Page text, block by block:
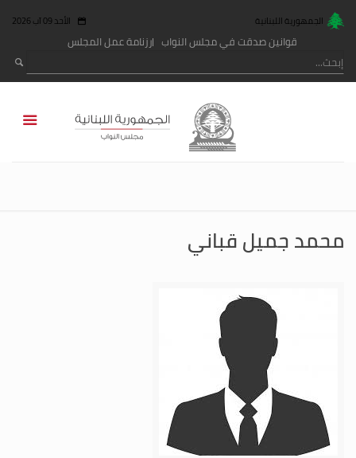
الجمهورية اللبنانية الأحد 09 آب 2026
قوانين صدقت في مجلس النواب رزنامة عمل المجلس
محمد جميل قباني